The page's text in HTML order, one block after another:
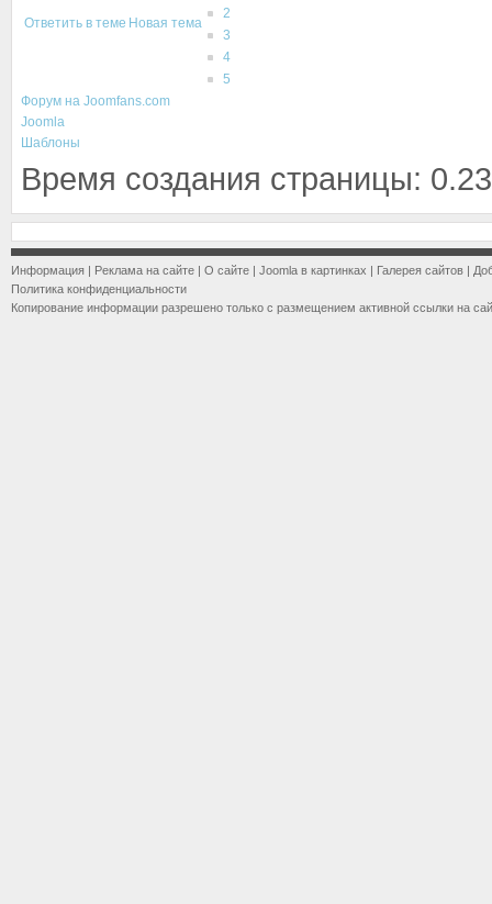
Ответить в теме Новая тема
2
3
4
5
Форум на Joomfans.com
Joomla
Шаблоны
Время создания страницы:
Информация | Реклама на сайте | О сайте | Joomla в картинках | Галерея сайтов |
Политика конфиденциальности
Копирование информации разрешено только с размещением активной ссылки на